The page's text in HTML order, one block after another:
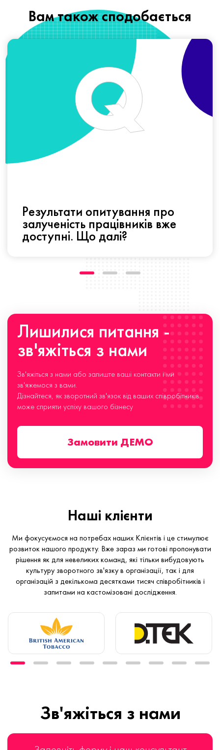
Вам також сподобається
Результати опитування про
залученість працівників вже
доступні. Що далі?
Лишилися питання -
зв'яжіться з нами
Зв'яжіться з нами або залиште ваші контакти і ми
зв'яжемося з вами.
Дізнайтеся, як зворотний зв'язок від ваших співробітників
може сприяти успіху вашого бізнесу
Замовити ДЕМО
Наші клієнти
Ми фокусуємося на потребах наших Клієнтів і це стимулює
розвиток нашого продукту. Вже зараз ми готові пропонувати
рішення як для невеликих команд, які тільки вибудовують
культуру зворотного зв'язку в організації, так і для
організацій з декількома десятками тисяч співробітників і
запитами на кастомізовані дослідження.
Зв'яжіться з нами